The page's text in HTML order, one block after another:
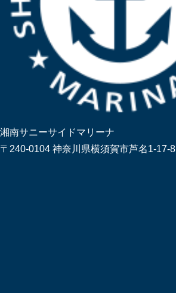
湘南サニーサイドマリーナ
〒240-0104 神奈川県横須賀市芦名1-17-8